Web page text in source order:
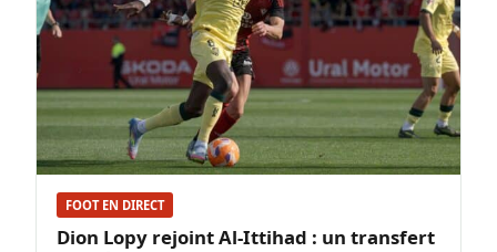
FOOT EN DIRECT
Dion Lopy rejoint Al-Ittihad : un transfert